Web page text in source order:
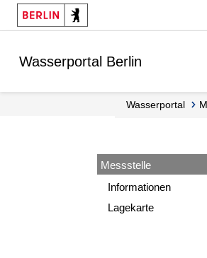
Springe zur Navigation
Springe zum Inhalt
Wasserportal Berlin
Wasserportal
Messstelle
Informationen
Lagekarte